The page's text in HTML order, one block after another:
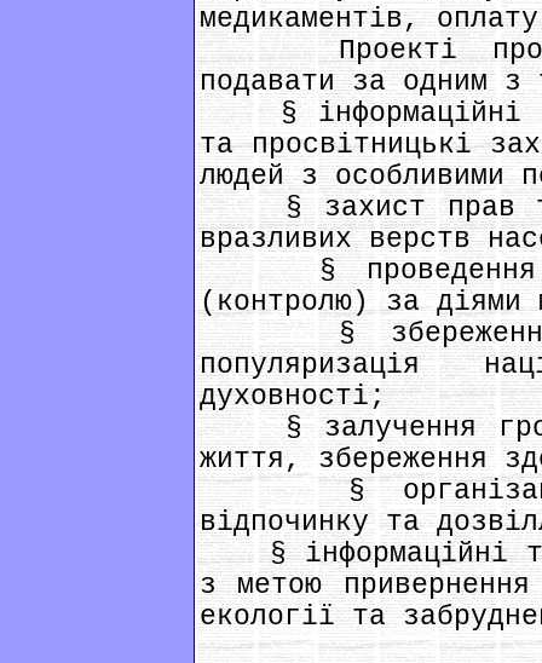
медикаментів,
Проекті
подавати за одним з
§ інформаційні
та просвітницькі
людей з особливими
§ захист прав та
вразливих верств
§ проведення
(контролю) за діями
§ збереження
популяризація
духовності;
§ залучення
життя, збереження
§ організація
відпочинку та
§ інформаційні та
з метою
екології та